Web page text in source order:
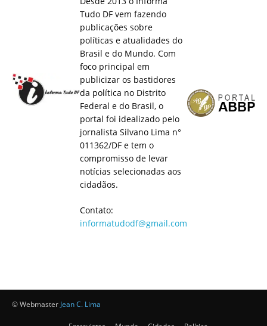
Tudo DF vem fazendo
publicações sobre
políticas e atualidades do
Brasil e do Mundo. Com
foco principal em
publicizar os bastidores
da política no Distrito
Federal e do Brasil, o
portal foi idealizado pelo
jornalista Silvano Lima n°
011362/DF e tem o
compromisso de levar
notícias selecionadas aos
cidadãos.
Contato:
informatudodf@gmail.com
© Webmaster Jean C. Lima